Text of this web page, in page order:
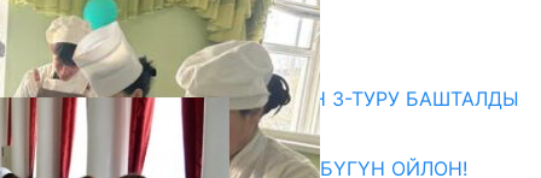
07.08.2026
Абитуриент
ЖОЖДОРГО КАБЫЛ АЛУУНУН 3-ТУРУ БАШТАЛДЫ
27.07.2026
ӨЗҮҢДҮН КЕЛЕЧЕГИҢ ҮЧҮН БҮГҮН ОЙЛОН!